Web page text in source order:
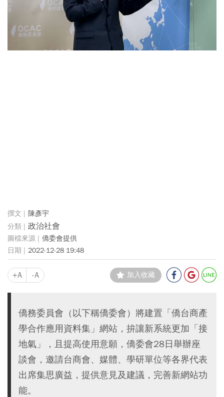
陳彥宇
政治社會
僑委會提供
2022-12-28 19:48
+A -A 加入收藏
僑務委員會（以下稱僑委會）將建置「僑台商產
學合作應用資料集」網站，拚讓新系統更加「接
地氣」，且提高使用意願，僑委會28日舉辦座
談會，邀請台商會、媒體、學研單位等各界代表
出席集思廣益，提供意見及建議，完善新網站功
能。